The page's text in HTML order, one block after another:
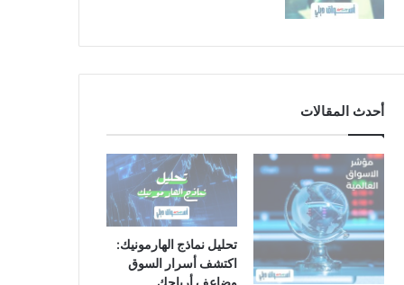
أحدث المقالات
تحليل نماذج الهارمونيك:
اكتشف أسرار السوق
وضاعف أرباحك